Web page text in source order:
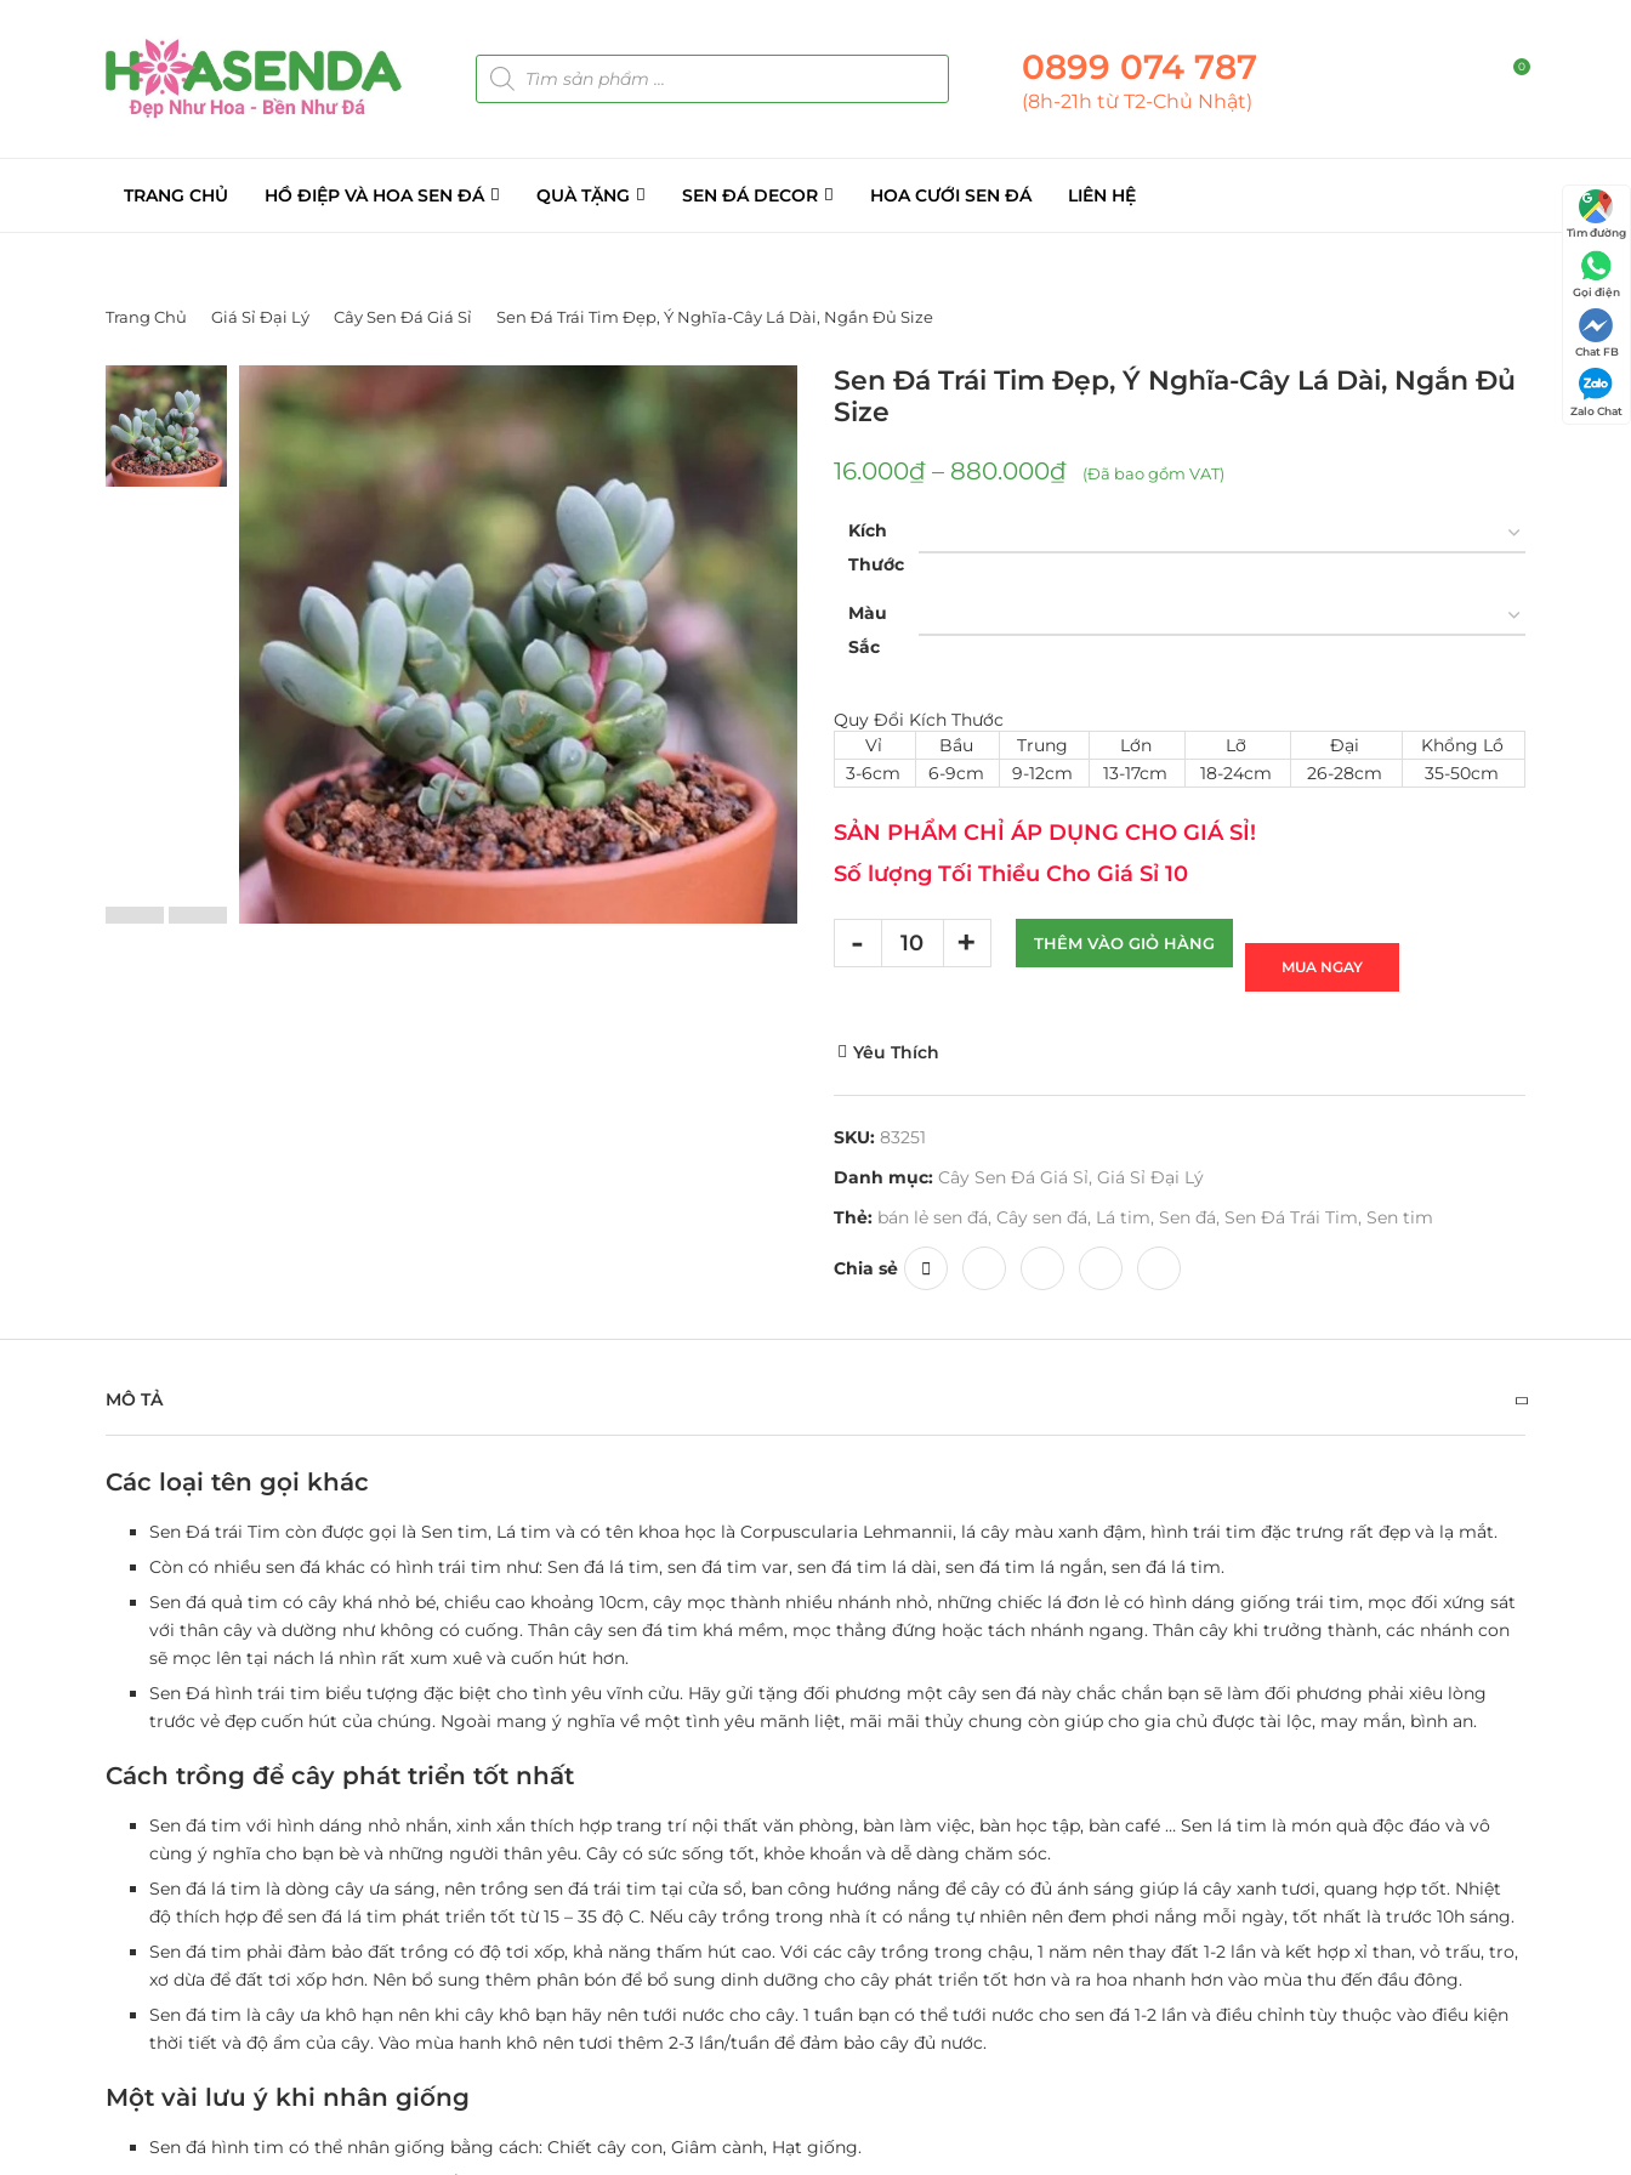
0899 074 787
(8h-21h từ T2-Chủ Nhật)
0
TRANG CHỦ HỒ ĐIỆP VÀ HOA SEN ĐÁ QUÀ TẶNG SEN ĐÁ DECOR HOA CƯỚI SEN ĐÁ LIÊN HỆ
Trang Chủ Giá Sỉ Đại Lý Cây Sen Đá Giá Sỉ Sen Đá Trái Tim Đẹp, Ý Nghĩa-Cây Lá Dài, Ngắn Đủ Size
Sen Đá Trái Tim Đẹp, Ý Nghĩa-Cây Lá Dài, Ngắn Đủ
Size
16.000₫ – 880.000₫ (Đã bao gồm VAT)
Kích
Thước
Màu
Sắc
Quy Đổi Kích Thước
Vỉ
Bầu Trung Lớn Lỡ Đại
Khổng Lồ
3-6cm
6-9cm 9-12cm 13-17cm 18-24cm 26-28cm 35-50cm
SẢN PHẨM CHỈ ÁP DỤNG CHO GIÁ SỈ!
Số lượng Tối Thiểu Cho Giá Sỉ 10
THÊM VÀO GIỎ HÀNG
MUA NGAY
Yêu Thích
SKU: 83251
Danh mục: Cây Sen Đá Giá Sỉ, Giá Sỉ Đại Lý
Thẻ: bán lẻ sen đá, Cây sen đá, Lá tim, Sen đá, Sen Đá Trái Tim, Sen tim
Chia sẻ
MÔ TẢ
Các loại tên gọi khác
Sen Đá trái Tim còn được gọi là Sen tim, Lá tim và có tên khoa học là Corpuscularia Lehmannii, lá cây màu xanh đậm, hình trái tim đặc trưng rất đẹp và lạ mắt.
Còn có nhiều sen đá khác có hình trái tim như: Sen đá lá tim, sen đá tim var, sen đá tim lá dài, sen đá tim lá ngắn, sen đá lá tim.
Sen đá quả tim có cây khá nhỏ bé, chiều cao khoảng 10cm, cây mọc thành nhiều nhánh nhỏ, những chiếc lá đơn lẻ có hình dáng giống trái tim, mọc đối xứng sát
với thân cây và dường như không có cuống. Thân cây sen đá tim khá mềm, mọc thẳng đứng hoặc tách nhánh ngang. Thân cây khi trưởng thành, các nhánh con
sẽ mọc lên tại nách lá nhìn rất xum xuê và cuốn hút hơn.
Sen Đá hình trái tim biểu tượng đặc biệt cho tình yêu vĩnh cửu. Hãy gửi tặng đối phương một cây sen đá này chắc chắn bạn sẽ làm đối phương phải xiêu lòng
trước vẻ đẹp cuốn hút của chúng. Ngoài mang ý nghĩa về một tình yêu mãnh liệt, mãi mãi thủy chung còn giúp cho gia chủ được tài lộc, may mắn, bình an.
Cách trồng để cây phát triển tốt nhất
Sen đá tim với hình dáng nhỏ nhắn, xinh xắn thích hợp trang trí nội thất văn phòng, bàn làm việc, bàn học tập, bàn café … Sen lá tim là món quà độc đáo và vô
cùng ý nghĩa cho bạn bè và những người thân yêu. Cây có sức sống tốt, khỏe khoắn và dễ dàng chăm sóc.
Sen đá lá tim là dòng cây ưa sáng, nên trồng sen đá trái tim tại cửa sổ, ban công hướng nắng để cây có đủ ánh sáng giúp lá cây xanh tươi, quang hợp tốt. Nhiệt
độ thích hợp để sen đá lá tim phát triển tốt từ 15 – 35 độ C. Nếu cây trồng trong nhà ít có nắng tự nhiên nên đem phơi nắng mỗi ngày, tốt nhất là trước 10h sáng.
Sen đá tim phải đảm bảo đất trồng có độ tơi xốp, khả năng thấm hút cao. Với các cây trồng trong chậu, 1 năm nên thay đất 1-2 lần và kết hợp xỉ than, vỏ trấu, tro,
xơ dừa để đất tơi xốp hơn. Nên bổ sung thêm phân bón để bổ sung dinh dưỡng cho cây phát triển tốt hơn và ra hoa nhanh hơn vào mùa thu đến đầu đông.
Sen đá tim là cây ưa khô hạn nên khi cây khô bạn hãy nên tưới nước cho cây. 1 tuần bạn có thể tưới nước cho sen đá 1-2 lần và điều chỉnh tùy thuộc vào điều kiện
thời tiết và độ ẩm của cây. Vào mùa hanh khô nên tươi thêm 2-3 lần/tuần để đảm bảo cây đủ nước.
Một vài lưu ý khi nhân giống
Sen đá hình tim có thể nhân giống bằng cách: Chiết cây con, Giâm cành, Hạt giống.
Tìm đường
Gọi điện
Chat FB
Zalo Chat